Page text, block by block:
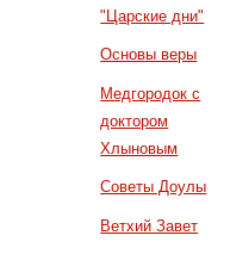
"Царские дни"
Основы веры
Медгородок с
доктором
Хлыновым
Советы Доулы
Ветхий Завет